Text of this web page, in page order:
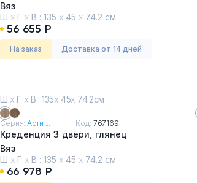
Вяз
Ш х Г х В : 135 х 45 х 74.2 см
56 655 Р
На заказ Доставка от 14 дней
Ш х Г х В : 135х 45х 74.2см
Серия:Асти ... Код: 767169
Креденция 3 двери, глянец
Вяз
Ш х Г х В : 135 х 45 х 74.2 см
66 978 Р